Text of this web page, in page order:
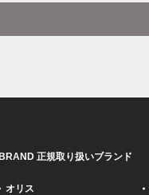
正規取り扱いブランド
オリス